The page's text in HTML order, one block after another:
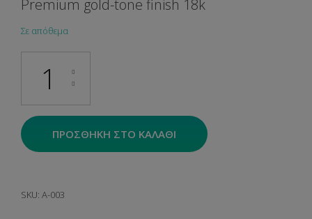
Premium gold-tone finish 18k
Σε απόθεμα
ΠΡΟΣΘΉΚΗ ΣΤΟ ΚΑΛΆΘΙ
SKU: A-003